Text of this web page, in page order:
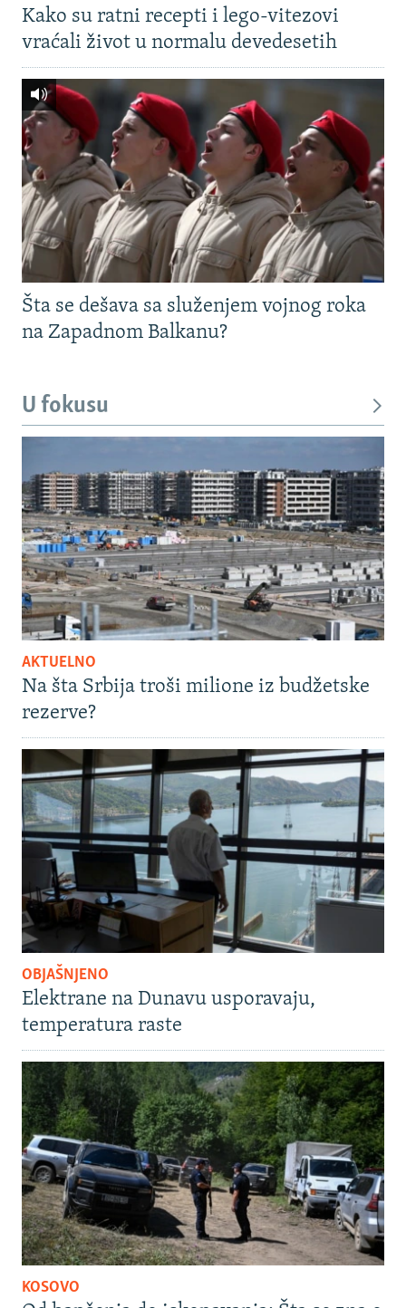
Kako su ratni recepti i lego-vitezovi
vraćali život u normalu devedesetih
Šta se dešava sa služenjem vojnog roka
na Zapadnom Balkanu?
U fokusu
AKTUELNO
Na šta Srbija troši milione iz budžetske
rezerve?
OBJAŠNJENO
Elektrane na Dunavu usporavaju,
temperatura raste
KOSOVO